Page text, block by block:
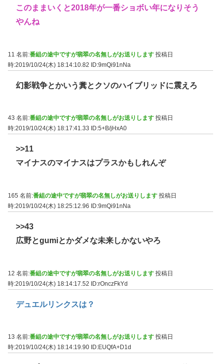
このままいくと2018年が一番ショボい年になりそう
やんね
11 名前:番組の途中ですが翡翠の名無しがお送りします 投稿日
時:2019/10/24(木) 18:14:10.82 ID:9mQi91nNa
幻影戦争とかいう糞とクソのハイブリッドに震えろ
43 名前:番組の途中ですが翡翠の名無しがお送りします 投稿日
時:2019/10/24(木) 18:17:41.33
ID:5+B/jHxA0
>>11
マイナスのマイナスはプラスかもしれんぞ
165 名前:番組の途中ですが翡翠の名無しがお送りします 投稿日
時:2019/10/24(木) 18:25:12.96
ID:9mQi91nNa
>>43
広野とgumiとかダメな未来しかないやろ
12 名前:番組の途中ですが翡翠の名無しがお送りします 投稿日
時:2019/10/24(木) 18:14:17.52 ID:rOnczFkYd
デュエルリンクスは？
13 名前:番組の途中ですが翡翠の名無しがお送りします 投稿日
時:2019/10/24(木) 18:14:19.90 ID:EUQfA+D1d